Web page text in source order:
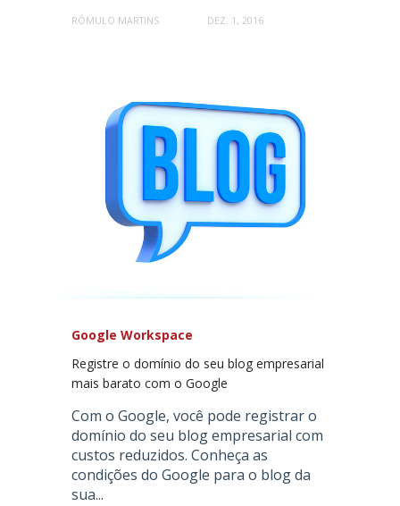
RÔMULO MARTINS DEZ. 1, 2016
Google Workspace
Registre o domínio do seu blog empresarial
mais barato com o Google
Com o Google, você pode registrar o
domínio do seu blog empresarial com
custos reduzidos. Conheça as
condições do Google para o blog da
sua...